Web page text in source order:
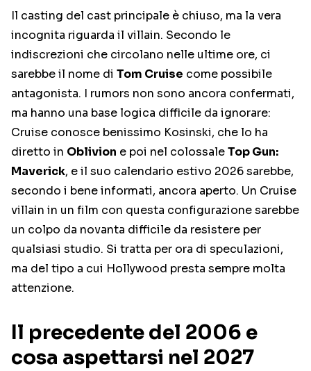
Il casting del cast principale è chiuso, ma la vera
incognita riguarda il villain. Secondo le
indiscrezioni che circolano nelle ultime ore, ci
sarebbe il nome di Tom Cruise come possibile
antagonista. I rumors non sono ancora confermati,
ma hanno una base logica difficile da ignorare:
Cruise conosce benissimo Kosinski, che lo ha
diretto in Oblivion e poi nel colossaleTop Gun:
Maverick, e il suo calendario estivo 2026 sarebbe,
secondo i bene informati, ancora aperto. Un Cruise
villain in un film con questa configurazione sarebbe
un colpo da novanta difficile da resistere per
qualsiasi studio. Si tratta per ora di speculazioni,
ma del tipo a cui Hollywood presta sempre molta
attenzione.
Il precedente del 2006 e
cosa aspettarsi nel 2027